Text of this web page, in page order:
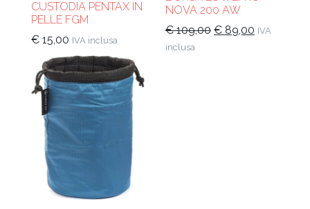
CUSTODIA PENTAX IN
PELLE FGM
€ 15,00 IVA inclusa
NOVA 200 AW
€109,00 Il
€ 89,00 IlIVA
inclusa